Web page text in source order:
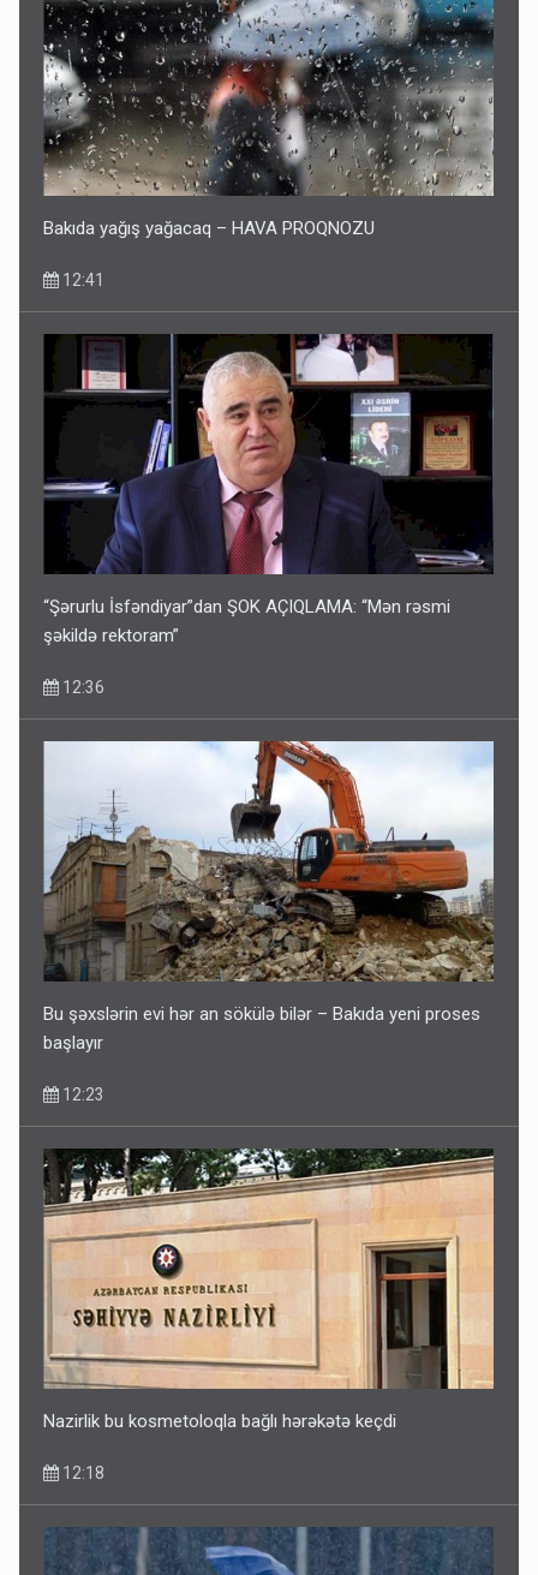
Bakıda yağış yağacaq – HAVA PROQNOZU
12:41
“Şərurlu İsfəndiyar”dan ŞOK AÇIQLAMA: “Mən rəsmi
şəkildə rektoram”
12:36
Bu şəxslərin evi hər an sökülə bilər – Bakıda yeni proses
başlayır
12:23
Nazirlik bu kosmetoloqla bağlı hərəkətə keçdi
12:18